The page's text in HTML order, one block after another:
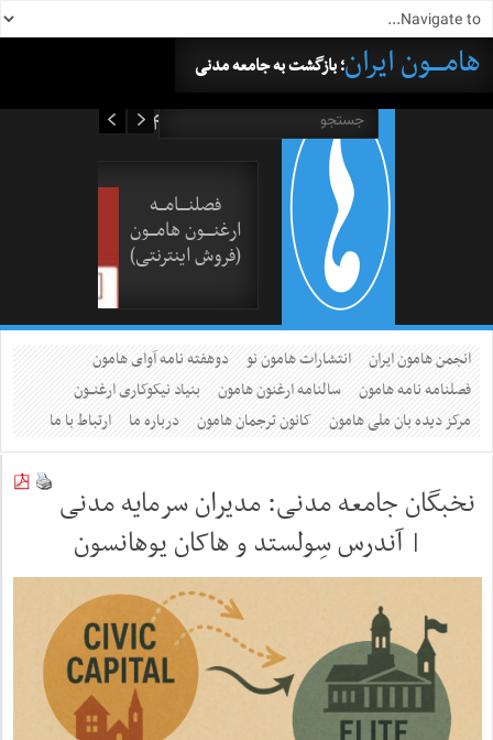
هامــــون ایران؛ بازگشت به جامعه مدنی
فصلنــــامـــه
ارغنــــون هامـــون
(فروش اینترنتی)
انجمن هامون ایران انتشارات هامون نو
دوهفته نامه آوای هامون
فصلنامه نامه هامون
سالنامه ارغنون هامون
بنیاد نیکوکاری ارغنــون
مرکز دیده بان ملی هامون
کانون ترجمان هامون درباره ما ارتباط با ما
نخبگان جامعه مدنی: مدیران سرمایه مدنی
| آندرس سِولستد و هاکان یوهانسون